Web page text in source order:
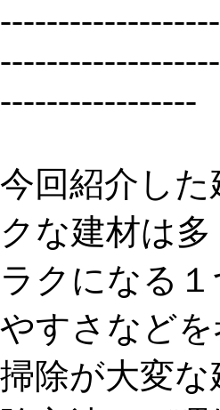
-----------------
今回紹介し
クな建材は
ラクになる
やすさなど
掃除が大変